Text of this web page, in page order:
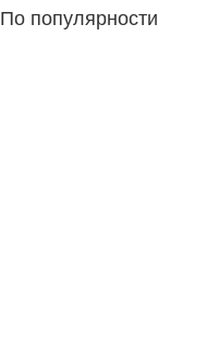
По популярности